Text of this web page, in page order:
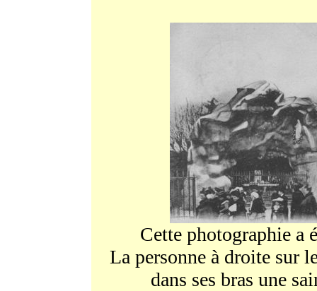
Cette photographie a
La personne à droite sur
dans ses bras une